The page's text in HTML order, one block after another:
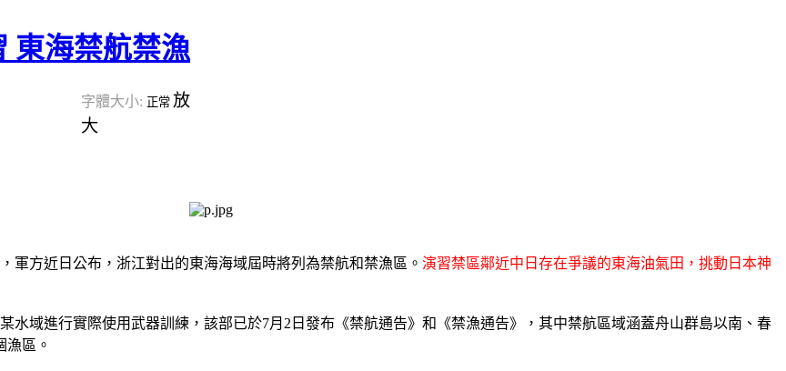
東海禁航禁漁
字體大小: 正常 放
大
軍方近日公布，浙江對出的東海海域屆時將列為禁航和禁漁區。 演習禁區鄰近中日存在爭議的東海油氣田，挑動日本神
水域進行實際使用武器訓練，該部已於7月2日發布《禁航通告》和《禁漁通告》，其中禁航區域涵蓋舟山群島以南、春
漁區。